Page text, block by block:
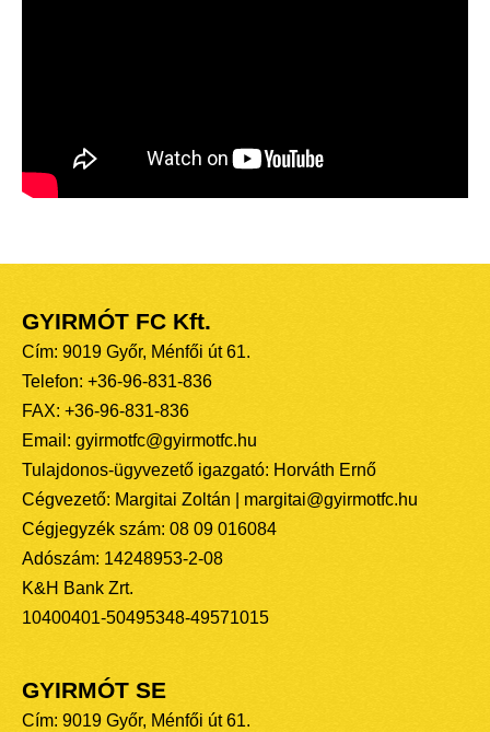
GYIRMÓT FC Kft.
Cím: 9019 Győr, Ménfői út 61.
Telefon: +36-96-831-836
FAX: +36-96-831-836
Email: gyirmotfc@gyirmotfc.hu
Tulajdonos-ügyvezető igazgató: Horváth Ernő
Cégvezető: Margitai Zoltán | margitai@gyirmotfc.hu
Cégjegyzék szám: 08 09 016084
Adószám: 14248953-2-08
K&H Bank Zrt.
10400401-50495348-49571015
GYIRMÓT SE
Cím: 9019 Győr, Ménfői út 61.